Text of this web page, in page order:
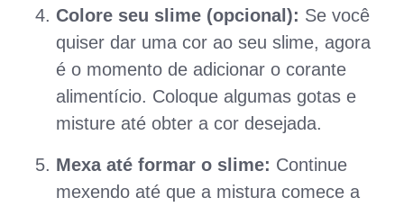
Colore seu slime (opcional): Se você
quiser dar uma cor ao seu slime, agora
é o momento de adicionar o corante
alimentício. Coloque algumas gotas e
misture até obter a cor desejada.
Mexa até formar o slime: Continue
mexendo até que a mistura comece a